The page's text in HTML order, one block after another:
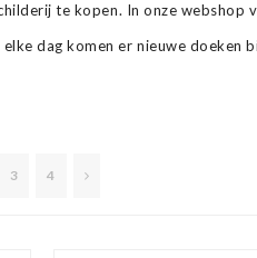
te kopen. In onze
dag komen er nieuwe doeken
onze schitterende canvas art
3 4